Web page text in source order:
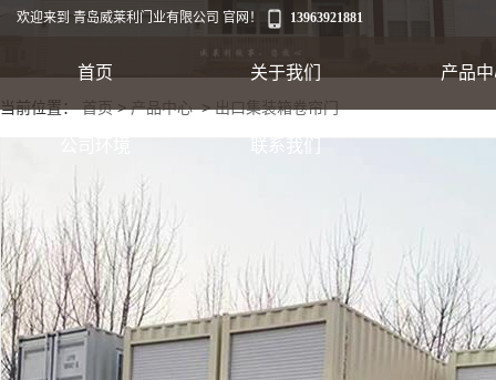
欢迎来到 青岛威莱利门业有限公司 官网！ 13963921881
首页 关于我们 产品
翻板车库门
联系我们
当前位置：首页>产品中心>出口集装箱卷帘门